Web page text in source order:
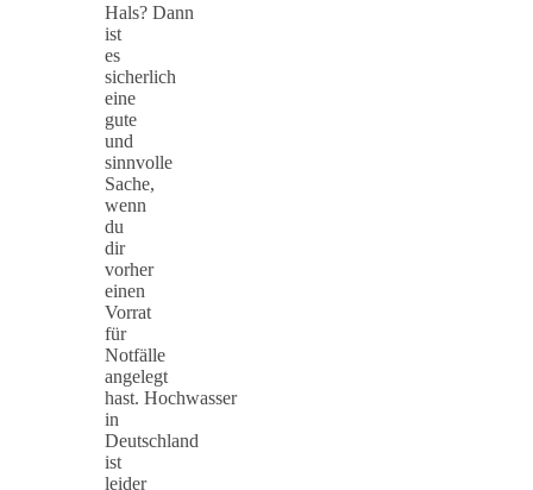
Hals? Dann
ist
es
sicherlich
eine
gute
und
sinnvolle
Sache,
wenn
du
dir
vorher
einen
Vorrat
für
Notfälle
angelegt
hast. Hochwasser
in
Deutschland
ist
leider